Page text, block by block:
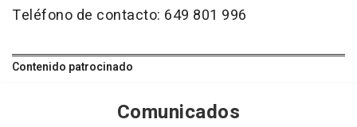
Teléfono de contacto: 649 801 996
Contenido patrocinado
Comunicados